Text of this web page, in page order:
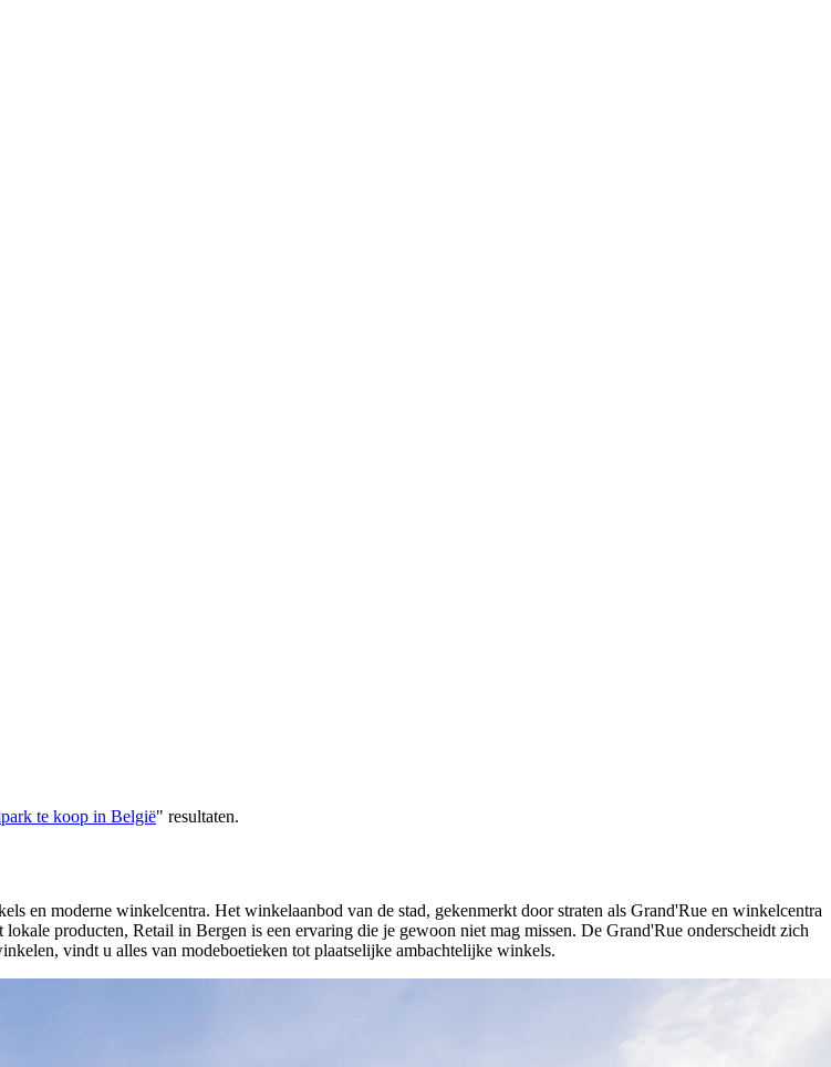
te koop in België" resultaten.
en moderne winkelcentra. Het winkelaanbod van de stad, gekenmerkt door straten als Grand'Rue en winkelcentra
producten, Retail in Bergen is een ervaring die je gewoon niet mag missen. De Grand'Rue onderscheidt zich
vindt u alles van modeboetieken tot plaatselijke ambachtelijke winkels.